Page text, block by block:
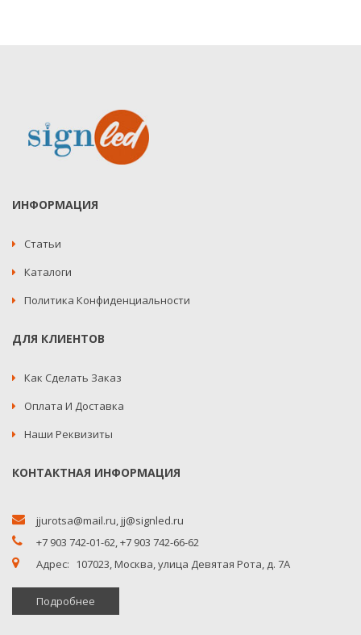
ИНФОРМАЦИЯ
Статьи
Каталоги
Политика Конфиденциальности
ДЛЯ КЛИЕНТОВ
Как Сделать Заказ
Оплата И Доставка
Наши Реквизиты
КОНТАКТНАЯ ИНФОРМАЦИЯ
jjurotsa@mail.ru,jj@signled.ru
+7 903 742-01-62,+7 903 742-66-62
Адрес: 107023, Москва, улица Девятая Рота, д. 7А
Подробнее